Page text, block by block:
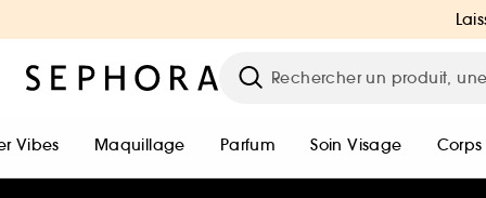
Vibes Maquillage Parfum Soin Visage Corps